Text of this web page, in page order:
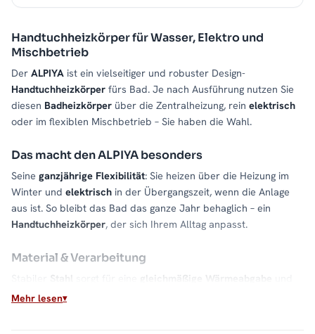
Handtuchheizkörper für Wasser, Elektro und
Mischbetrieb
Der ALPIYA ist ein vielseitiger und robuster Design-
Handtuchheizkörper fürs Bad. Je nach Ausführung nutzen Sie
diesen Badheizkörper über die Zentralheizung, rein elektrisch
oder im flexiblen Mischbetrieb – Sie haben die Wahl.
Das macht den ALPIYA besonders
Seine ganzjährige Flexibilität: Sie heizen über die Heizung im
Winter und elektrisch in der Übergangszeit, wenn die Anlage
aus ist. So bleibt das Bad das ganze Jahr behaglich – ein
Handtuchheizkörper, der sich Ihrem Alltag anpasst.
Material & Verarbeitung
Stahl gleichmäßige Wärmeabgabe
eine lange Lebensdauer – hochwertig verarbeitet für den
Mehr lesen